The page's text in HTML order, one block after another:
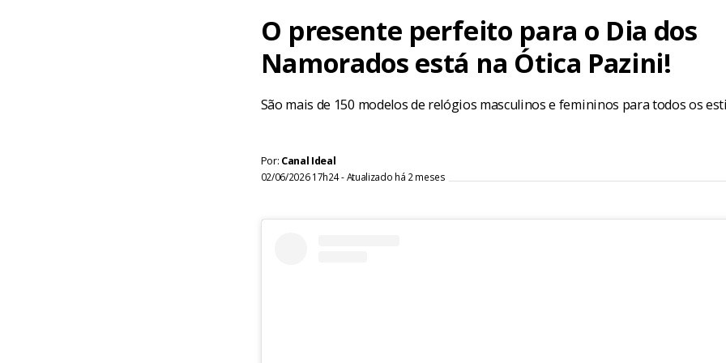
O presente perfeito para o Dia dos
Namorados está na Ótica Pazini!
São mais de 150 modelos de relógios masculinos e femininos para todos os
Por: Canal Ideal
02/06/2026 17h24 - Atualizado há 2 meses